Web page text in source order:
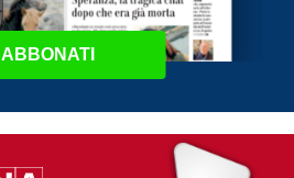
ABBONATI